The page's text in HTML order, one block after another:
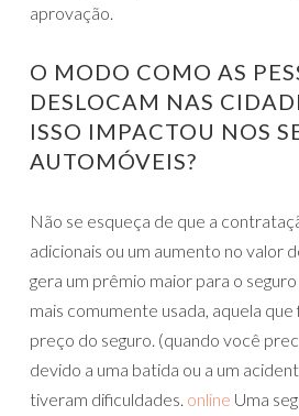
aprovação.
O MODO COMO AS
DESLOCAM NAS
ISSO IMPACTOU NOS
AUTOMÓVEIS?
Não se esqueça de que a
adicionais ou um aumento no valor
gera um prêmio maior para o
mais comumente usada, aquela que
preço do seguro. (quando você
devido a uma batida ou a um
tiveram dificuldades. online Uma